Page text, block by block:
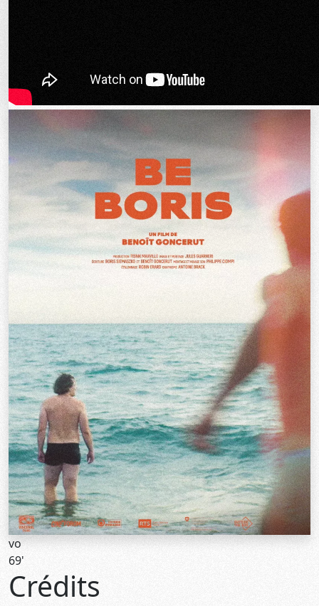
vo
69'
Crédits